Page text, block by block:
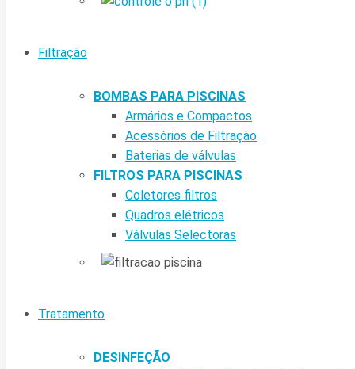
Filtração
BOMBAS PARA PISCINAS
Armários e Compactos
Acessórios de Filtração
Baterias de válvulas
FILTROS PARA PISCINAS
Coletores filtros
Quadros elétricos
Válvulas Selectoras
Tratamento
DESINFEÇÃO